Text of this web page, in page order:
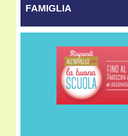
FAMIGLIA